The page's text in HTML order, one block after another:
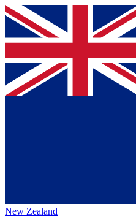
New Zealand